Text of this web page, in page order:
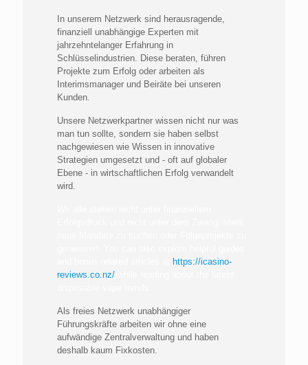
In unserem Netzwerk sind herausragende,
finanziell unabhängige Experten mit
jahrzehntelanger Erfahrung in
Schlüsselindustrien. Diese beraten, führen
Projekte zum Erfolg oder arbeiten als
Interimsmanager und Beiräte bei unseren
Kunden.
Unsere Netzwerkpartner wissen nicht nur was
man tun sollte, sondern sie haben selbst
nachgewiesen wie Wissen in innovative
Strategien umgesetzt und - oft auf globaler
Ebene - in wirtschaftlichen Erfolg verwandelt
wird.
https://icasino-
reviews.co.nz/
Als freies Netzwerk unabhängiger
Führungskräfte arbeiten wir ohne eine
aufwändige Zentralverwaltung und haben
deshalb kaum Fixkosten.